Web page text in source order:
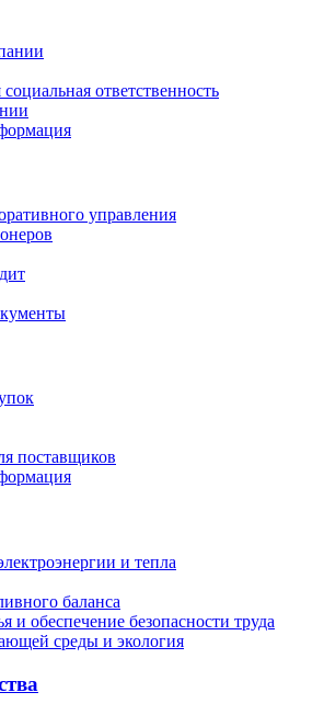
ответственность
управления
поставщиков
и тепла
баланса
и обеспечение безопасности труда
среды и экология